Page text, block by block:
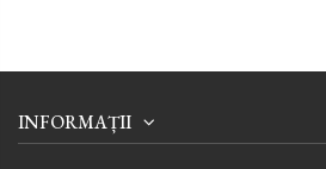
INFORMAȚII